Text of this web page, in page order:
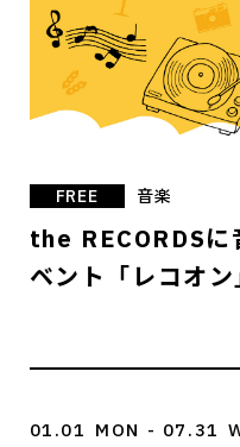
FREE 音楽
the RECORDSに
ベント「レコオン
01.01 MON - 07.31